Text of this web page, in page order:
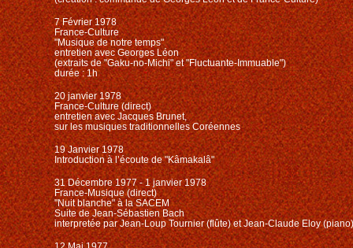
7 Février 1978
France-Culture
"Musique de notre temps"
entretien avec Georges Léon
(extraits de "Gaku-no-Michi" et "Fluctuante-Immuable")
durée : 1h
20 janvier 1978
France-Culture (direct)
entretien avec Jacques Brunet,
sur les musiques traditionnelles Coréennes
19 Janvier 1978
Introduction à l’écoute de "Kâmakalâ"
31 Décembre 1977 - 1 janvier 1978
France-Musique (direct)
"Nuit blanche" à la SACEM
Suite de Jean-Sébastien Bach
interpretée par Jean-Loup Tournier (flûte) et Jean-Claude Eloy (piano)